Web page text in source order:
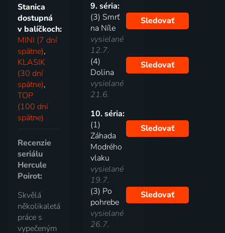
Stanica
dostupná
v balíčkoch:
MINI (7 dní
spätne),
KLASIK
(30 dní
spätne),
TOP
(100 dní
spätne)
Recenzie
seriálu
Hercule
Poirot:
Skvělá
několikaletá
práce s
vypečeným
9. séria:
(3) Smrť
na Níle
vysielané
12.7.
Sledovať
(4)
Dolina
vysielané
21.6.
Sledovať
10. séria:
(1)
Záhada
Modrého
vlaku
vysielané
19.7.
Sledovať
(3) Po
pohrebe
vysielané
26.7.
Sledovať